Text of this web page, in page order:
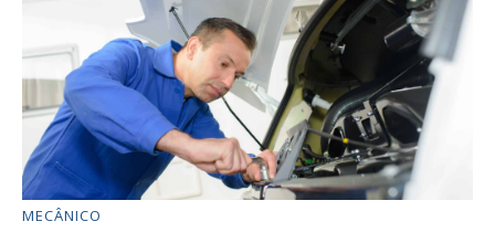
MECÂNICO